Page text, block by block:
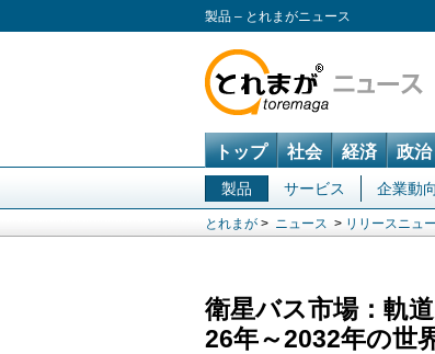
製品 – とれまがニュース
トップ 社会 経済 政治
製品 サービス 企業動向
とれまが > ニュース > リリースニュ
衛星バス市場：軌
26年～2032年の世